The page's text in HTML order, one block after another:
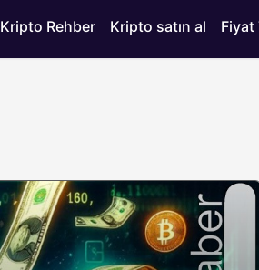
Kripto Rehber Kripto satın al Fiyat